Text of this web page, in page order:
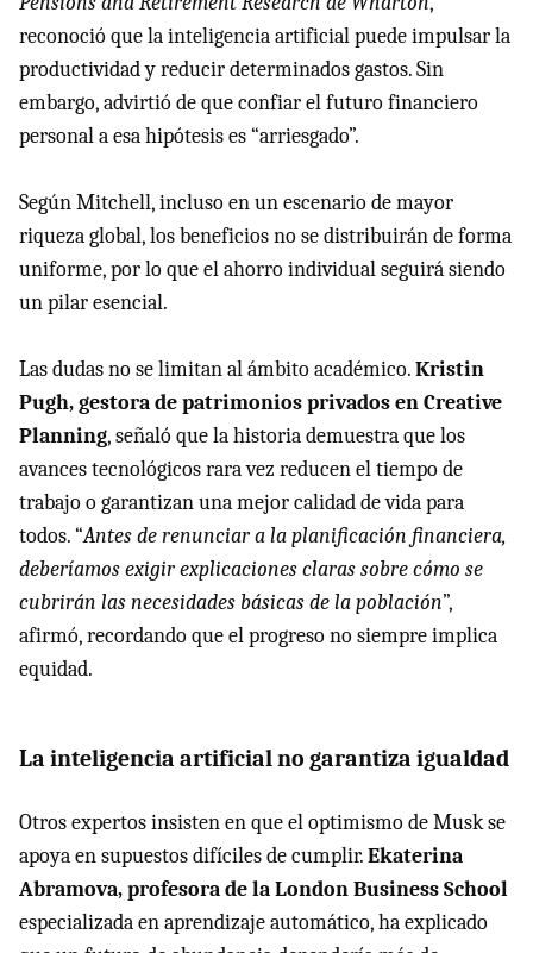
reconoció que la inteligencia artificial puede impulsar la
productividad y reducir determinados gastos. Sin
embargo, advirtió de que confiar el futuro financiero
personal a esa hipótesis es “arriesgado”.
Según Mitchell, incluso en un escenario de mayor
riqueza global, los beneficios no se distribuirán de forma
uniforme, por lo que el ahorro individual seguirá siendo
un pilar esencial.
Las dudas no se limitan al ámbito académico.Kristin
Pugh, gestora de patrimonios privados en Creative
Planning, señaló que la historia demuestra que los
avances tecnológicos rara vez reducen el tiempo de
trabajo o garantizan una mejor calidad de vida para
todos. “Antes de renunciar a la planificación financiera,
deberíamos exigir explicaciones claras sobre cómo se
cubrirán las necesidades básicas de la población”,
afirmó, recordando que el progreso no siempre implica
equidad.
La inteligencia artificial no garantiza igualdad
Otros expertos insisten en que el optimismo de Musk se
apoya en supuestos difíciles de cumplir.Ekaterina
Abramova, profesora de la London Business School
especializada en aprendizaje automático, ha explicado